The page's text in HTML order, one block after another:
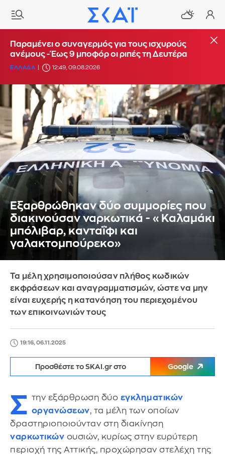
Παραμένει ο συναγερμός για τους ισχυρούς
ανέμους - Έως 9 μποφόρ οι ριπές τη Δευτέρα
ΕΛΛΑΔΑ 12:49, 09.08.2026
Εξαρθρώθηκαν δύο συμμορίες που
διακινούσαν ναρκωτικά - «Καλαμάκι
μπόλιβαρ, κανταΐφι και
γαλακτομπούρεκο»
Τα μέλη χρησιμοποιούσαν πλήθος κωδικών
εκφράσεων και αναγραμματισμών, ώστε να μην
είναι ευχερής η κατανόηση του περιεχομένου
των επικοινωνιών τους
19:16, 06.11.2025
Προσθέστε το SKAI.gr στο Google
Σ την εξάρθρωση δύο εγκληματικών
οργανώσεων, τα μέλη των οποίων
δραστηριοποιούνταν στη διακίνηση
ναρκωτικών ουσιών, κυρίως στην ευρύτερη
περιοχή της Αττικής, προχώρησαν στελέχη της